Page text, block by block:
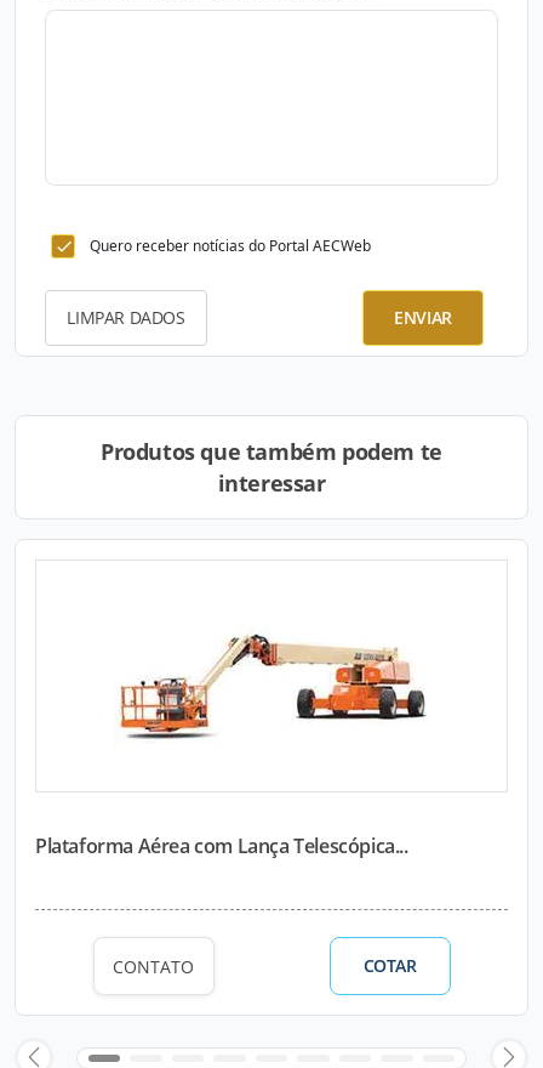
Quero receber notícias do Portal AECWeb
LIMPAR DADOS ENVIAR
Produtos que também podem te
interessar
Plataforma Aérea com Lança Telescópica...
CONTATO COTAR